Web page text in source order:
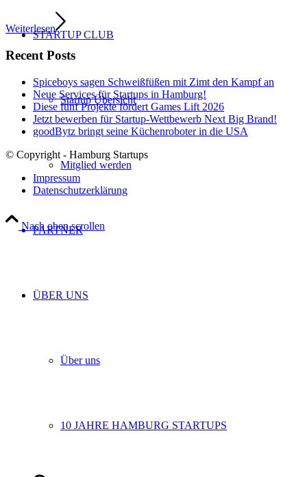
STARTUP CLUB
Startup Übersicht
Mitglied werden
PARTNER
ÜBER UNS
Über uns
10 JAHRE HAMBURG STARTUPS
Weiterlesen
Recent Posts
Spiceboys sagen Schweißfüßen mit Zimt den Kampf an
Neue Services für Startups in Hamburg!
Diese fünf Projekte fördert Games Lift 2026
Jetzt bewerben für Startup-Wettbewerb Next Big Brand!
goodBytz bringt seine Küchenroboter in die USA
© Copyright - Hamburg Startups
Impressum
Datenschutzerklärung
Nach oben scrollen